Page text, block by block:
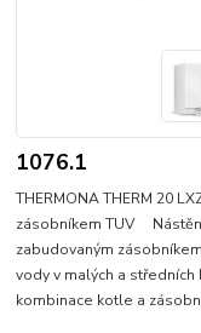
1076.1
THERMONA THERM 20
zásobníkem TUV
zabudovaným
vody v malých a
kombinace kotle a